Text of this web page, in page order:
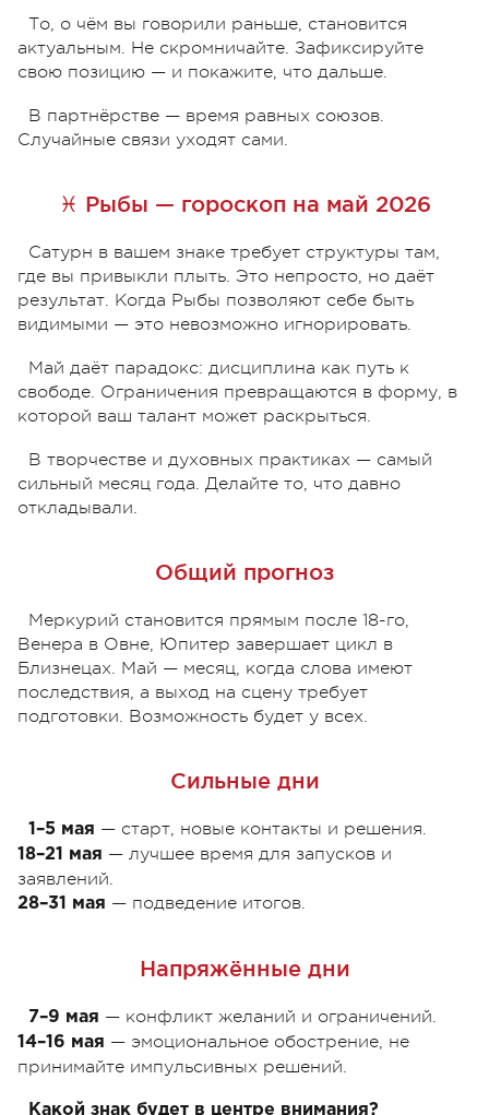
То, о чём вы говорили раньше, становится
актуальным. Не скромничайте. Зафиксируйте
свою позицию — и покажите, что дальше.
В партнёрстве — время равных союзов.
Случайные связи уходят сами.
♓ Рыбы — гороскоп на май 2026
Сатурн в вашем знаке требует структуры там,
где вы привыкли плыть. Это непросто, но даёт
результат. Когда Рыбы позволяют себе быть
видимыми — это невозможно игнорировать.
Май даёт парадокс: дисциплина как путь к
свободе. Ограничения превращаются в форму, в
которой ваш талант может раскрыться.
В творчестве и духовных практиках — самый
сильный месяц года. Делайте то, что давно
откладывали.
Общий прогноз
Меркурий становится прямым после 18-го,
Венера в Овне, Юпитер завершает цикл в
Близнецах. Май — месяц, когда слова имеют
последствия, а выход на сцену требует
подготовки. Возможность будет у всех.
Сильные дни
1–5 мая — старт, новые контакты и решения.
18–21 мая — лучшее время для запусков и
заявлений.
28–31 мая — подведение итогов.
Напряжённые дни
7–9 мая — конфликт желаний и ограничений.
14–16 мая — эмоциональное обострение, не
принимайте импульсивных решений.
Какой знак будет в центре внимания?